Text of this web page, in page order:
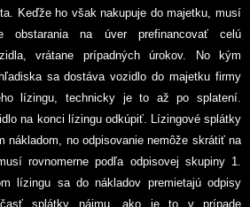
Keďže ho však nakupuje do majetku, musí
obstarania na úver prefinancovať celú
vrátane prípadných úrokov. No kým
sa dostáva vozidlo do majetku firmy
lízingu, technicky je to až po splatení.
na konci lízingu odkúpiť. Lízingové splátky
nákladom, no odpisovanie nemôže skrátiť na
rovnomerne podľa odpisovej skupiny 1.
lízingu sa do nákladov premietajú odpisy
splátky nájmu, ako je to v prípade